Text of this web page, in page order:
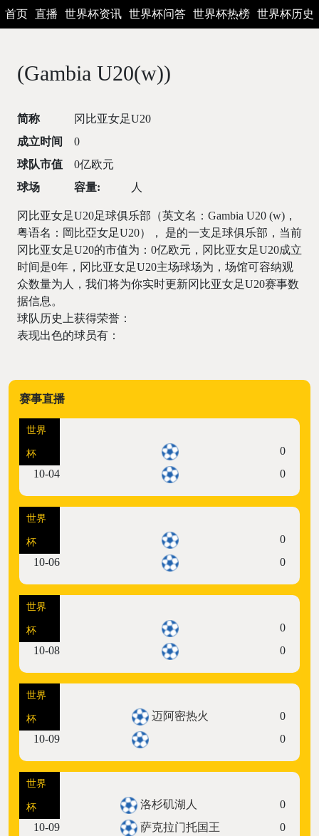
首页 直播 世界杯资讯 世界杯问答 世界杯热榜 世界杯历史
(Gambia U20(w))
简称
冈比亚女足U20
成立时间
0
球队市值
0亿欧元
球场
容量: 人
冈比亚女足U20足球俱乐部（英文名：Gambia U20 (w)，
粤语名：岡比亞女足U20）， 是的一支足球俱乐部，当前
冈比亚女足U20的市值为：0亿欧元，冈比亚女足U20成立
时间是0年，冈比亚女足U20主场球场为，场馆可容纳观
众数量为人，我们将为你实时更新冈比亚女足U20赛事数
据信息。
球队历史上获得荣誉：
表现出色的球员有：
赛事直播
07:00
10-04
世界
杯
0
0
10:00
10-06
世界
杯
0
0
07:00
10-08
世界
杯
0
0
07:30
10-09
世界
杯 迈阿密热火
0
0
10:30
10-09
世界
杯
洛杉矶湖人
萨克拉门托国王
0
0